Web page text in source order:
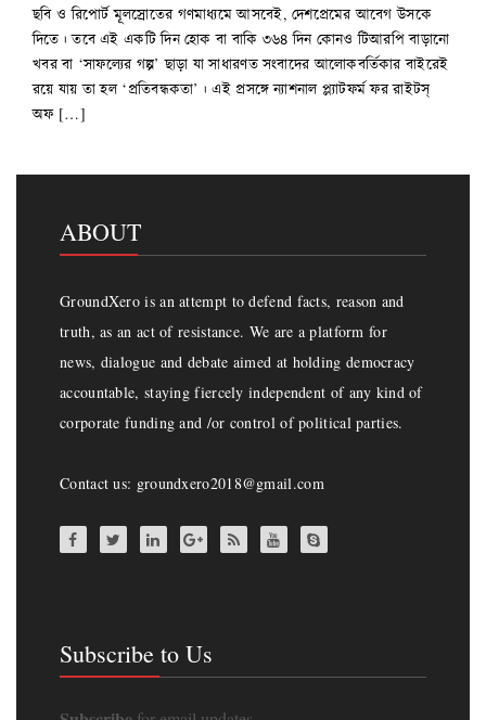
ছবি ও রিপোর্ট মূলস্রোতের গণমাধ্যমে আসবেই, দেশপ্রেমের আবেগ উসকে
দিতে। তবে এই একটি দিন হোক বা বাকি ৩৬৪ দিন কোনও টিআরপি বাড়ানো
খবর বা ‘সাফল্যের গল্প’ ছাড়া যা সাধারণত সংবাদের আলোকবর্তিকার বাইরেই
রয়ে যায় তা হল ‘প্রতিবন্ধকতা’। এই প্রসঙ্গে ন্যাশনাল প্ল্যাটফর্ম ফর রাইটস্‌
অফ […]
ABOUT
GroundXero is an attempt to defend facts, reason and
truth, as an act of resistance. We are a platform for
news, dialogue and debate aimed at holding democracy
accountable, staying fiercely independent of any kind of
corporate funding and /or control of political parties.
Contact us: groundxero2018@gmail.com
Subscribe to Us